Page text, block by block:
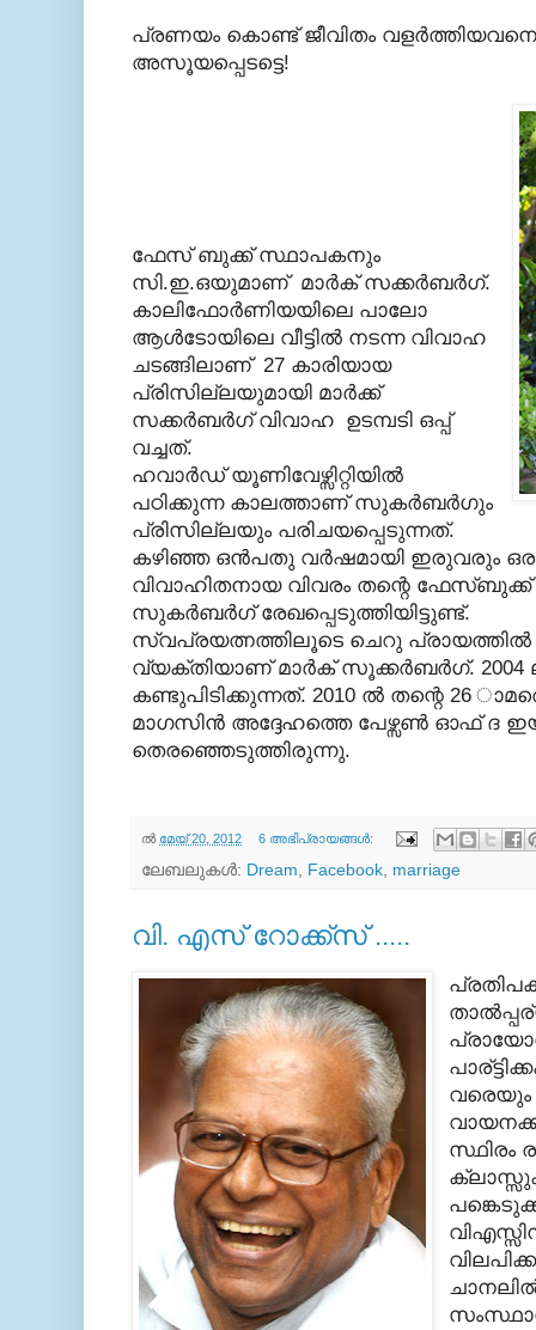
പ്രണയം കൊണ്ട് ജീവിതം
അസൂയപ്പെടട്ടെ!
ഫേസ് ബുക്ക്‌ സ്ഥാപകനും
സി.ഇ.ഒയുമാണ് മാര്‍ക് സക്കര്‍ബര്‍ഗ്.
കാലിഫോര്‍ണിയയിലെ പാലോ
ആള്‍ടോയിലെ വീട്ടില്‍ നടന്ന വിവാഹ
ചടങ്ങിലാണ് 27 കാരിയായ
പ്രിസില്ലയുമായി മാര്‍ക്ക്‌
സക്കര്‍ബര്‍ഗ് വിവാഹ ഉടമ്പടി ഒപ്പ്
വച്ചത്.
ഹവാര്‍ഡ് യൂണിവേഴ്സിറ്റിയില്‍
പഠിക്കുന്ന കാലത്താണ് സുകര്‍ബര്‍ഗും
പ്രിസില്ലയും പരിചയപ്പെടുന്നത്.
കഴിഞ്ഞ ഒന്‍പതു വര്‍ഷമായി ഇരുവരും
വിവാഹിതനായ വിവരം തന്റെ
സുകര്‍ബര്‍ഗ് രേഖപ്പെടുത്തിയിട്ടുണ്ട്.
സ്വപ്രയത്നത്തിലൂടെ ചെറു പ്രായത്തില്‍
വ്യക്തിയാണ് മാര്‍ക് സൂക്കര്‍ബര്‍ഗ്.
കണ്ടുപിടിക്കുന്നത്. 2010 ല്‍ തന്റെ 26
മാഗസിന്‍ അദ്ദേഹത്തെ പേഴ്സണ്‍ ഓഫ് ദ
തെരഞ്ഞെടുത്തിരുന്നു.
ല്‍ മേയ് 20, 2012 6 അഭിപ്രായങ്ങൾ:
ലേബലുകള്‍: Dream, Facebook, marriage
വി. എസ് റോക്ക്സ് .....
വരെയും
സ്ഥിരം